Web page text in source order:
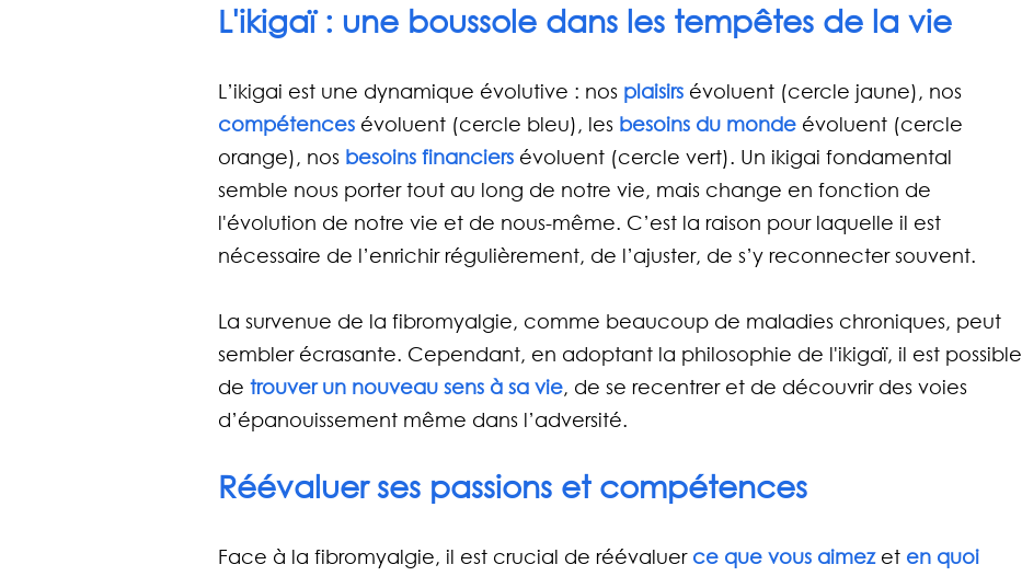
L'ikigaï : une boussole dans les tempêtes de la vie
L’ikigai est une dynamique évolutive : nos plaisirs évoluent (cercle jaune), nos
compétences évoluent (cercle bleu), les besoins du monde évoluent (cercle
orange), nos besoins financiers évoluent (cercle vert). Un ikigai fondamental
semble nous porter tout au long de notre vie, mais change en fonction de
l'évolution de notre vie et de nous-même. C’est la raison pour laquelle il est
nécessaire de l’enrichir régulièrement, de l’ajuster, de s’y reconnecter souvent.
La survenue de la fibromyalgie, comme beaucoup de maladies chroniques, peut
sembler écrasante. Cependant, en adoptant la philosophie de l'ikigaï, il est possible
de trouver un nouveau sens à sa vie, de se recentrer et de découvrir des voies
d’épanouissement même dans l’adversité.
Réévaluer ses passions et compétences
Face à la fibromyalgie, il est crucial de réévaluer ce que vous aimez et en quoi